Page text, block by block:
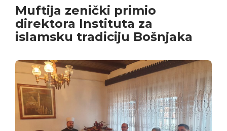
Muftija zenički primio
direktora Instituta za
islamsku tradiciju Bošnjaka